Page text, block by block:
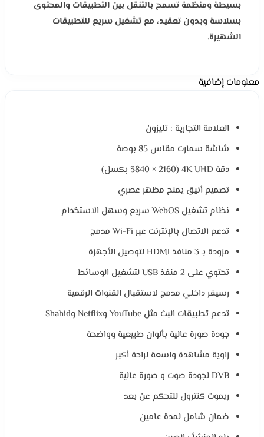
بسيطة ومنظمة تسمح بالتنقل بين التطبيقات والمحتوى
بسلاسة وبدون تعقيد، مع تشغيل سريع للتطبيقات
الشهيرة.
معلومات إضافية
العلامة التجارية : تليزون
شاشة سمارت مقاس 85 بوصة
دقة 4K UHD (3840 × 2160 بكسل)
تصميم أنيق يمنح مظهر عصري
نظام تشغيل WebOS سريع وسهل الاستخدام
تدعم الاتصال بالإنترنت عبر Wi-Fi مدمج
مزودة بـ 3 منافذ HDMI لتوصيل الأجهزة
تحتوي على 2 منفذ USB لتشغيل الوسائط
رسيفر داخلي مدمج لاستقبال القنوات الرقمية
تدعم تطبيقات البث مثل YouTube وNetflix وShahid
جودة صورة عالية بألوان طبيعية وواضحة
زاوية مشاهدة واسعة لراحة أكبر
DVB لجودة صوت و صورة عالية
ريموت كنترول للتحكم عن بعد
ضمان شامل لمدة عامين